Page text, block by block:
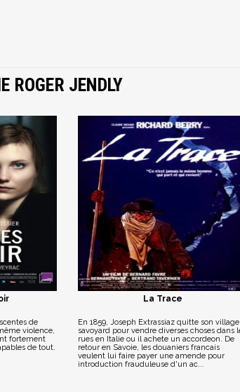
ROGER JENDLY
de
violence,
fortement
de tout.
La Trace
En 1859, Joseph Extrassiaz quitte son village
savoyard pour vendre diverses choses dans
rues en Italie ou il achete un accordeon. De
retour en Savoie, les douaniers francais
veulent lui faire payer une amende pour
introduction frauduleuse d'un ac...